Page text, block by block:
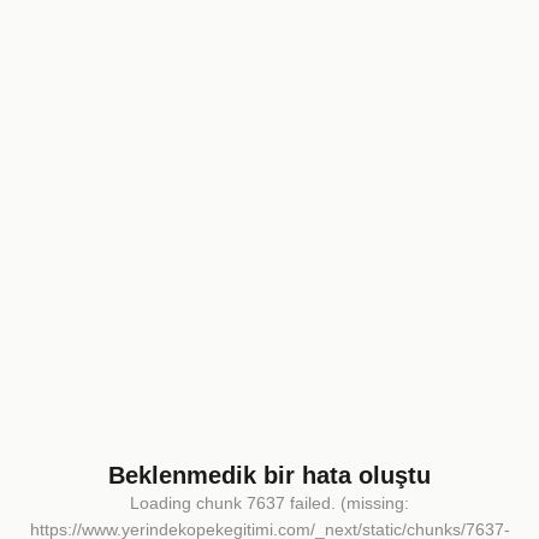
Beklenmedik bir hata oluştu
Loading chunk 7637 failed. (missing:
https://www.yerindekopekegitimi.com/_next/static/chunks/7637-